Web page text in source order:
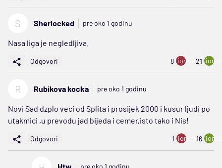
S Sherlocked pre oko 1 godinu
Nasa liga je negledljiva.
Odgovori 8 ion:minus
21
R Rubikova kocka pre oko 1 godinu
Novi Sad dzplo veci od Splita i prosijek 2000 i kusur ljudi po
utakmici ,u prevodu jad bijeda i cemer,isto tako i Nis!
Odgovori 1 ion:minus
16
pre oko 1 godinu